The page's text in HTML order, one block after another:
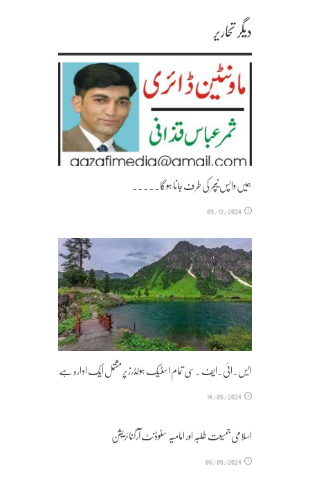
دیگر تحاریر
ہمیں واپس نیچر کی طرف جانا ہوگا۔۔۔۔۔
09/12/2024
ایس۔ائی۔ایف ۔سی تمام اسٹیک ہولڈرز پر مشتمل ایک ادارہ ہے
14/05/2024
اسلامی جمیعت طلبہ اور امامیہ سٹوڈنٹ آرگنائزیشن
06/05/2024